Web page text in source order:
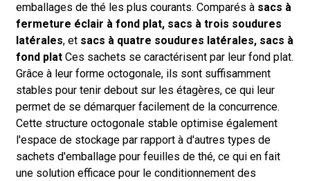
emballages de thé les plus courants. Comparés à sacs à
fermeture éclair à fond plat, sacs à trois soudures
latérales, et sacs à quatre soudures latérales, sacs à
fond platCes sachets se caractérisent par leur fond plat.
Grâce à leur forme octogonale, ils sont suffisamment
stables pour tenir debout sur les étagères, ce qui leur
permet de se démarquer facilement de la concurrence.
Cette structure octogonale stable optimise également
l'espace de stockage par rapport à d'autres types de
sachets d'emballage pour feuilles de thé, ce qui en fait
une solution efficace pour le conditionnement des